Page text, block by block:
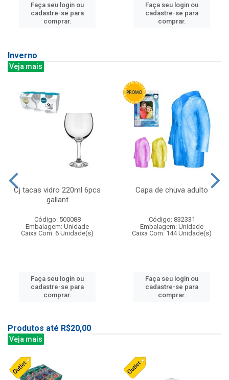
Faça seu login ou
cadastre-se para
comprar.
Faça seu login ou
cadastre-se para
comprar.
Inverno
Veja mais
Cj tacas vidro 220ml 6pcs
gallant
Código: 500088
Embalagem: Unidade
Caixa Com: 6 Unidade(s)
Faça seu login ou
cadastre-se para
comprar.
Capa de chuva adulto
Código: 832331
Embalagem: Unidade
Caixa Com: 144 Unidade(s)
Faça seu login ou
cadastre-se para
comprar.
Produtos até R$20,00
Veja mais